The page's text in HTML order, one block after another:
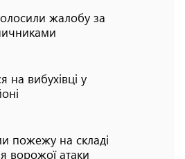
жалобу за
на вибухівці у
пожежу на складі
ворожої атаки